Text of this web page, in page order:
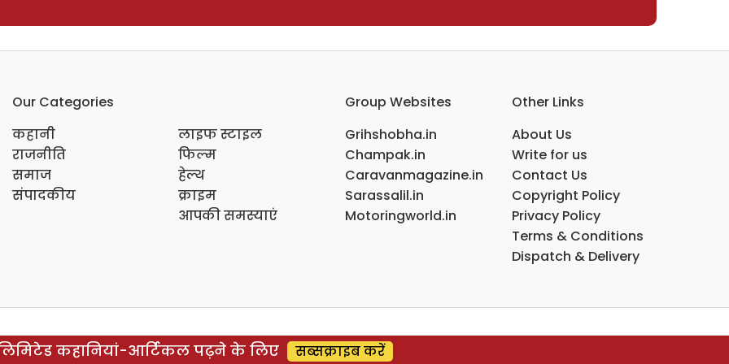
Our Categories
कहानी
राजनीति
समाज
संपादकीय
लाइफ स्टाइल
फिल्म
हेल्थ
क्राइम
आपकी समस्याएं
Group Websites
Grihshobha.in
Champak.in
Caravanmagazine.in
Sarassalil.in
Motoringworld.in
Other Links
About Us
Write for us
Contact Us
Copyright Policy
Privacy Policy
Terms & Conditions
Dispatch & Delivery
कहानियां-आर्टिकल पढ़ने के लिए सब्सक्राइब करें